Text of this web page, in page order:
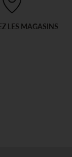
LES MAGASINS